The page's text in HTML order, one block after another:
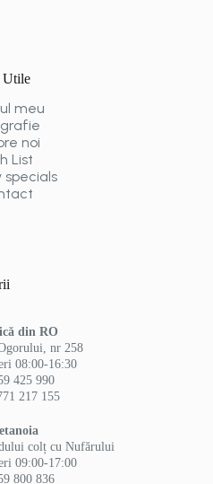
Utile
meu
noi
List
specials
din RO
nr 258
08:00-16:30
425 990
217 155
colț cu Nufărului
09:00-17:00
800 836